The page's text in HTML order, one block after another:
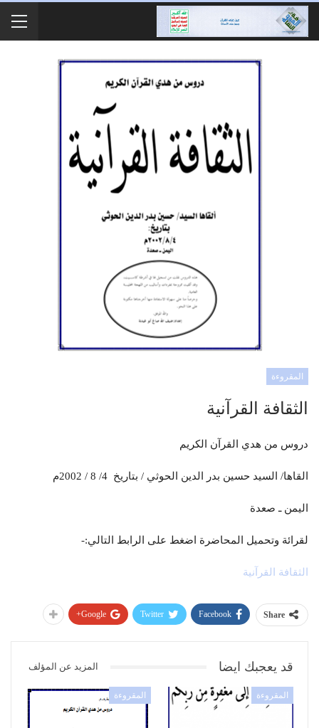
المقروءة
الثقافة القرآنية
دروس من هدي القرآن الكريم
القاها/ السيد حسين بدر الدين الحوثي / بتاريخ 4/ 8 / 2002م
اليمن ـ صعدة
لقرائة وتحميل المحاضرة اضغط على الرابط التالي:-
الثقافة القرآنية
Share
Facebook
Twitter
Google+
قد يعجبك ايضا المزيد عن المؤلف
المقروءة المقروءة